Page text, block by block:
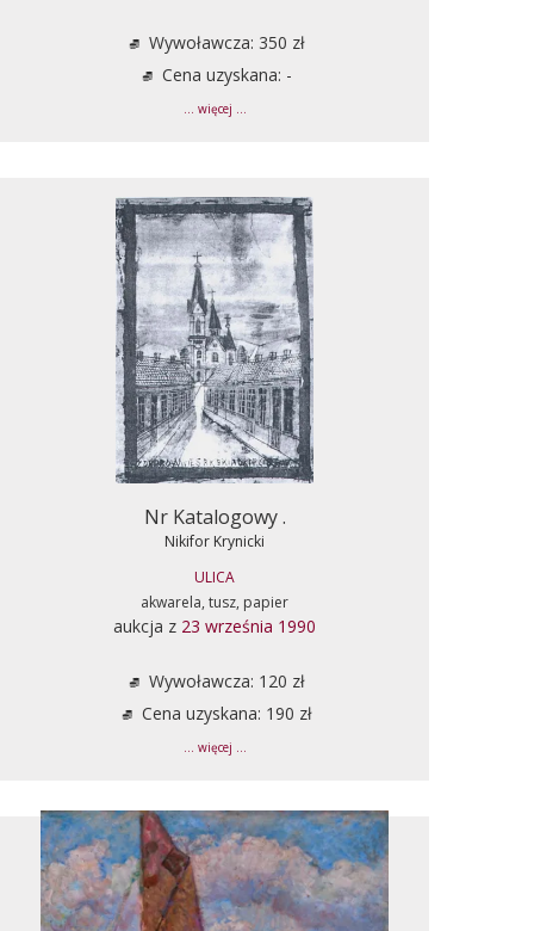
Wywoławcza: 350 zł
Cena uzyskana: -
... więcej ...
Nr Katalogowy .
Nikifor Krynicki
ULICA
akwarela, tusz, papier
aukcja z 23 września 1990
Wywoławcza: 120 zł
Cena uzyskana: 190 zł
... więcej ...